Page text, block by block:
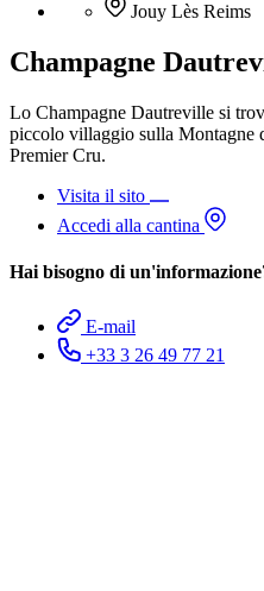
Jouy Lès Reims
Champagne
Lo Champagne Dautreville si
piccolo villaggio sulla Montagne
Premier Cru.
Visita il sito
Accedi alla cantina
Hai bisogno di
E-mail
+33 3 26 49 77 21